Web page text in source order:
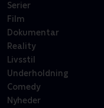
Serier
Film
Dokumentar
Reality
Livsstil
Underholdning
Comedy
Nyheder